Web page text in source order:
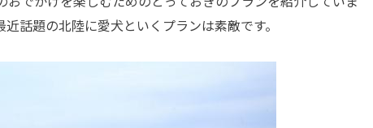
話題の北陸に愛犬といくプランは素敵です。